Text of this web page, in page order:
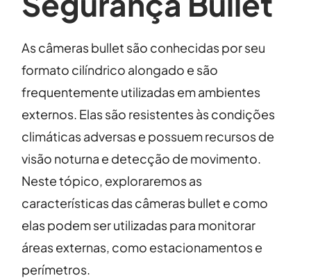
As câmeras bullet são conhecidas por seu
formato cilíndrico alongado e são
frequentemente utilizadas em ambientes
externos. Elas são resistentes às condições
climáticas adversas e possuem recursos de
visão noturna e detecção de movimento.
Neste tópico, exploraremos as
características das câmeras bullet e como
elas podem ser utilizadas para monitorar
áreas externas, como estacionamentos e
perímetros.